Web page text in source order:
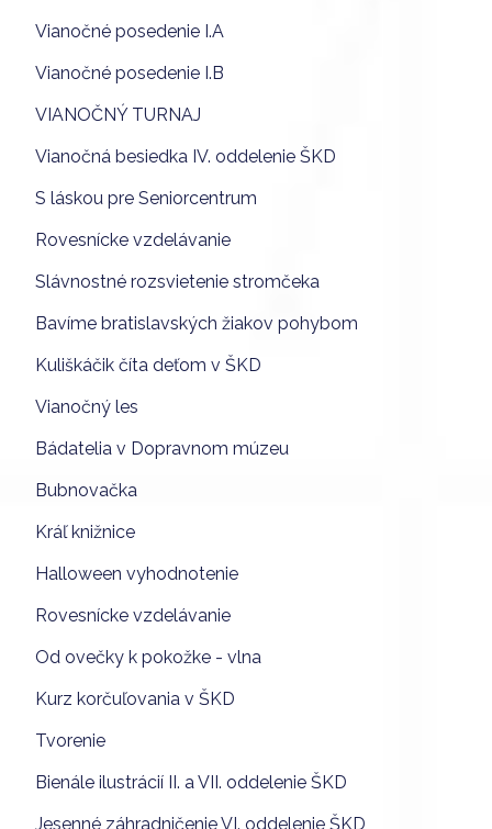
Vianočné posedenie I.A
Vianočné posedenie I.B
VIANOČNÝ TURNAJ
Vianočná besiedka IV. oddelenie ŠKD
S láskou pre Seniorcentrum
Rovesnícke vzdelávanie
Slávnostné rozsvietenie stromčeka
Bavíme bratislavských žiakov pohybom
Kuliškáčik číta deťom v ŠKD
Vianočný les
Bádatelia v Dopravnom múzeu
Bubnovačka
Kráľ knižnice
Halloween vyhodnotenie
Rovesnícke vzdelávanie
Od ovečky k pokožke - vlna
Kurz korčuľovania v ŠKD
Tvorenie
Bienále ilustrácií II. a VII. oddelenie ŠKD
Jesenné záhradničenie VI. oddelenie ŠKD